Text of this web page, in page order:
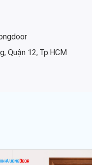
Quận 12, Tp.HCM